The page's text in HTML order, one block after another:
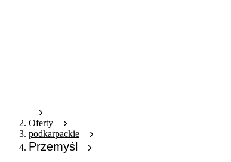
Oferty
podkarpackie
Przemyśl